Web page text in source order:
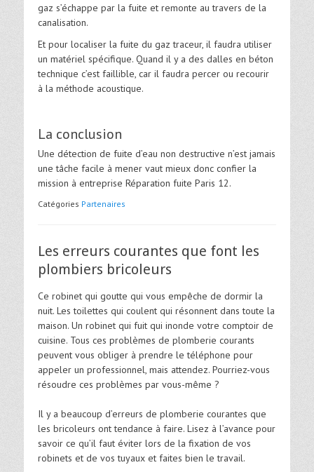
gaz s’échappe par la fuite et remonte au travers de la
canalisation.
Et pour localiser la fuite du gaz traceur, il faudra utiliser
un matériel spécifique. Quand il y a des dalles en béton
technique c’est faillible, car il faudra percer ou recourir
à la méthode acoustique.
La conclusion
Une détection de fuite d’eau non destructive n’est jamais
une tâche facile à mener vaut mieux donc confier la
mission à entreprise Réparation fuite Paris 12.
Catégories Partenaires
Les erreurs courantes que font les
plombiers bricoleurs
Ce robinet qui goutte qui vous empêche de dormir la
nuit. Les toilettes qui coulent qui résonnent dans toute la
maison. Un robinet qui fuit qui inonde votre comptoir de
cuisine. Tous ces problèmes de plomberie courants
peuvent vous obliger à prendre le téléphone pour
appeler un professionnel, mais attendez. Pourriez-vous
résoudre ces problèmes par vous-même ?
Il y a beaucoup d’erreurs de plomberie courantes que
les bricoleurs ont tendance à faire. Lisez à l’avance pour
savoir ce qu’il faut éviter lors de la fixation de vos
robinets et de vos tuyaux et faites bien le travail.